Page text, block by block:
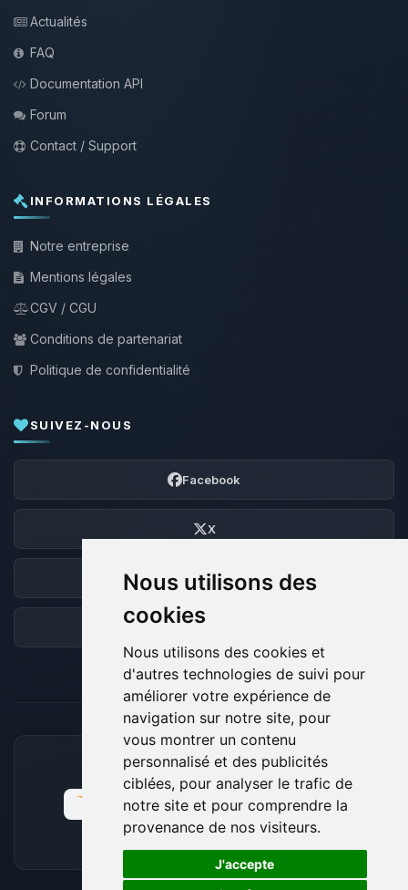
Nous utilisons des
cookies
Nous utilisons des cookies et
d'autres technologies de suivi pour
améliorer votre expérience de
navigation sur notre site, pour
vous montrer un contenu
personnalisé et des publicités
ciblées, pour analyser le trafic de
notre site et pour comprendre la
provenance de nos visiteurs.
J'accepte
Actualités
FAQ
Documentation API
Forum
Contact / Support
INFORMATIONS LÉGALES
Notre entreprise
Mentions légales
CGV / CGU
Conditions de partenariat
Politique de confidentialité
SUIVEZ-NOUS
Facebook
X
Discord
Forum
MOYENS DE PAIEMENT ACCEPTÉS
🍪